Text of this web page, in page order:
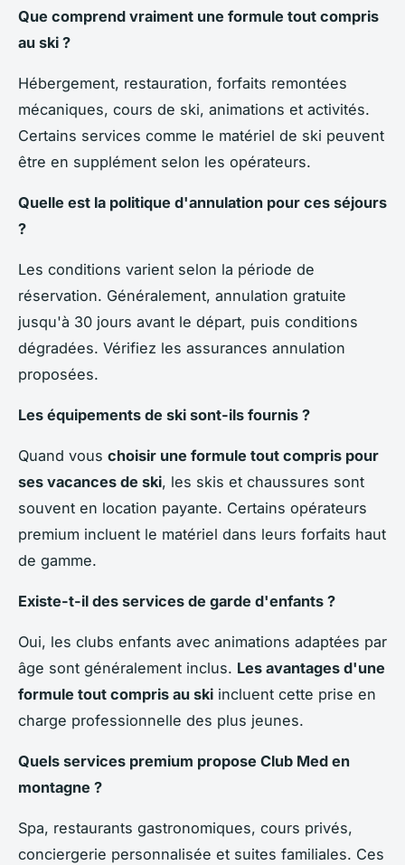
Que comprend vraiment une formule tout compris
au ski ?
Hébergement, restauration, forfaits remontées
mécaniques, cours de ski, animations et activités.
Certains services comme le matériel de ski peuvent
être en supplément selon les opérateurs.
Quelle est la politique d'annulation pour ces séjours
?
Les conditions varient selon la période de
réservation. Généralement, annulation gratuite
jusqu'à 30 jours avant le départ, puis conditions
dégradées. Vérifiez les assurances annulation
proposées.
Les équipements de ski sont-ils fournis ?
Quand vous choisir une formule tout compris pour
ses vacances de ski, les skis et chaussures sont
souvent en location payante. Certains opérateurs
premium incluent le matériel dans leurs forfaits haut
de gamme.
Existe-t-il des services de garde d'enfants ?
Oui, les clubs enfants avec animations adaptées par
âge sont généralement inclus. Les avantages d'une
formule tout compris au ski incluent cette prise en
charge professionnelle des plus jeunes.
Quels services premium propose Club Med en
montagne ?
Spa, restaurants gastronomiques, cours privés,
conciergerie personnalisée et suites familiales. Ces